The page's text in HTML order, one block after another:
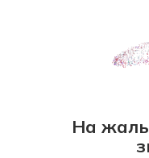
На